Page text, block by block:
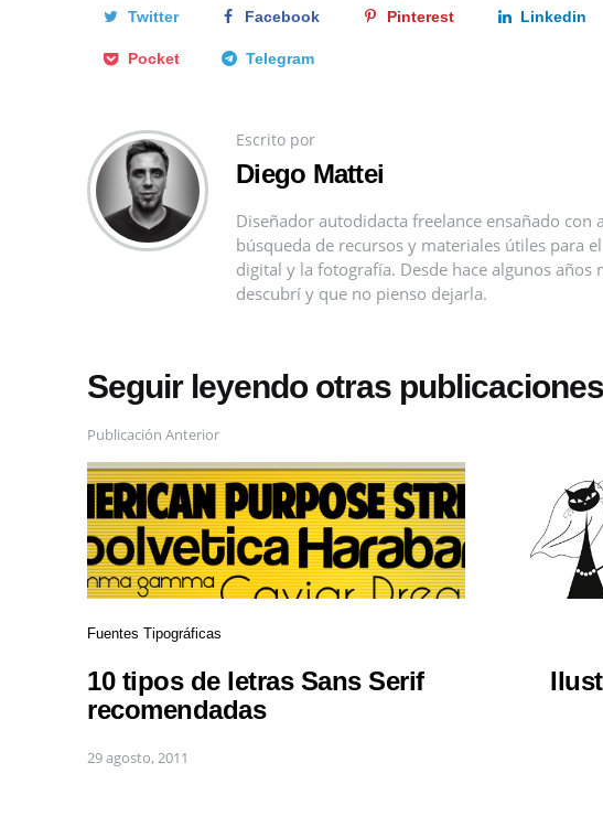
Twitter Facebook Pinterest Linkedin
Pocket Telegram
Escrito por
Diego Mattei
Diseñador autodidacta freelance ensañado con
búsqueda de recursos y materiales útiles para
digital y la fotografía. Desde hace algunos
descubrí y que no pienso dejarla.
Seguir leyendo otras publicaciones
Publicación Anterior
Fuentes Tipográficas
10 tipos de letras Sans Serif
recomendadas
29 agosto, 2011